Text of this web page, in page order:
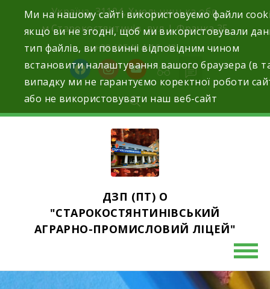
Україна, 31104, Хмельницька обл.
м.Старокостянтинів вул. І. Франка,35
+38 (054) 4-10-42
facebookinstagramyoutube
ДЗП (ПТ) О
"СТАРОКОСТЯНТИНІВСЬКИЙ
АГРАРНО-ПРОМИСЛОВИЙ ЛІЦЕЙ"
Ми на нашому сайті використовуємо файли
якщо ви не згодні, щоб ми використовували
тип файлів, ви повинні відповідним чином
встановити налаштування вашого браузера (в
випадку ми не гарантуємо коректної роботи
або не використовувати наш веб-сайт